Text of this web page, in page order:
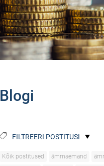
Blogi
FILTREERI POSTITUSI
Kõik postitused ämmaemand